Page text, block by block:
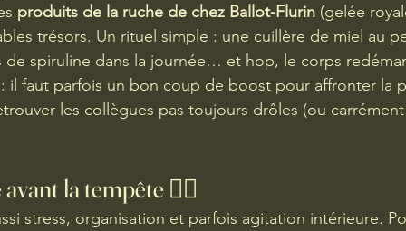
produits de la ruche de chez Ballot-Flurin (gelée
trésors. Un rituel simple : une cuillère de miel au
de spiruline dans la journée… et hop, le corps
: il faut parfois un bon coup de boost pour affronter la
les collègues pas toujours drôles (ou
la tempête 🧘‍♀️
stress, organisation et parfois agitation intérieure.